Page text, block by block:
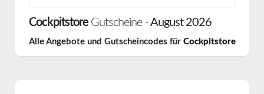
CockpitstoreGutscheine - August 2026
Alle Angebote und Gutscheincodes für Cockpitstore